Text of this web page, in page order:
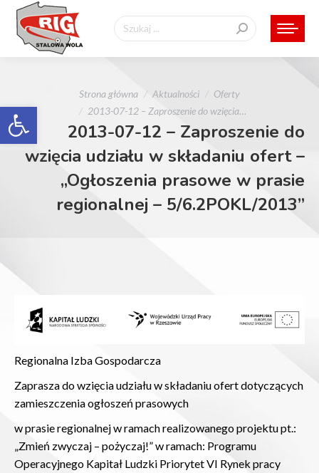
Otwórz pasek narzędzi
Szukaj:
Strona główna Aktualności
Oferty
2013-07-12 – Zaproszenie do wzięcia…
2013-07-12 – Zaproszenie do
wzięcia udziału w składaniu ofert –
„Ogłoszenia prasowe w prasie
regionalnej – 5/6.2POKL/2013”
Regionalna Izba Gospodarcza
Zaprasza do wzięcia udziału w składaniu ofert dotyczących
zamieszczenia ogłoszeń prasowych
w prasie regionalnej w ramach realizowanego projektu pt.:
„Zmień zwyczaj – pożyczaj!” w ramach: Programu
Operacyjnego Kapitał Ludzki Priorytet VI Rynek pracy